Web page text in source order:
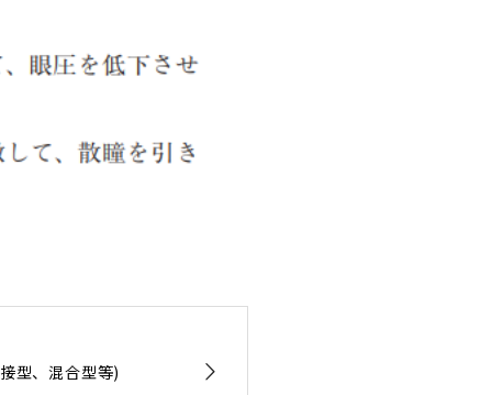
型、混合型等)